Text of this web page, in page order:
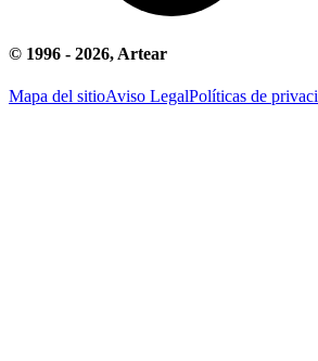
© 1996 - 2026, Artear
Mapa del sitioAviso LegalPolíticas de